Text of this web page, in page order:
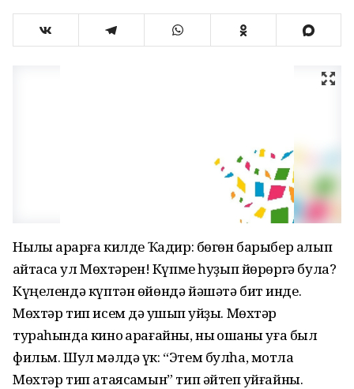
Ныҡлы ҡарарға килде Ҡадир: бөгөн барыбер алып
ҡайтасаҡ ул Мөхтәрен! Күпме һуҙып йөрөргә була?
Күңелендә күптән өйөндә йәшәтә бит инде.
Мөхтәр тип исем дә ҡушып ҡуйҙы. Мөхтәр
тураһында кино ҡарағайны, ныҡ оҡшаны уға был
фильм. Шул мәлдә үк: “Этем булһа, мотлаҡ
Мөхтәр тип атаясаҡмын” тип әйтеп ҡуйғайны.